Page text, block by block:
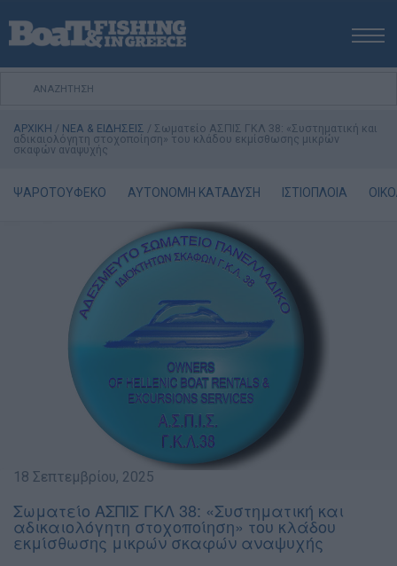
ΑΡΧΙΚΗ
ΕΚΔΟΣΕΙΣ
ΨΑΡΕΜΑ ΑΠΟ ΣΚΑΦΟΣ
ΕΞΟΠΛΙΣΜΟΣ
ΘΕΣΣΑΛΟΝΙΚΗ BOAT & FISHING SHOW 2025
BOAT & FISHING SHOW 2025
ΑΡΧΙΚΗ / ΝΕΑ & ΕΙΔΗΣΕΙΣ / Σωματείο ΑΣΠΙΣ ΓΚΛ 38: «Συστηματική και
αδικαιολόγητη στοχοποίηση» του κλάδου εκμίσθωσης μικρών
σκαφών αναψυχής
ΨΑΡΟΤΟΥΦΕΚΟ ΑΥΤΟΝΟΜΗ ΚΑΤΑΔΥΣΗ ΙΣΤΙΟΠΛΟΙΑ
18 Σεπτεμβρίου, 2025
Σωματείο ΑΣΠΙΣ ΓΚΛ 38: «Συστηματική και
αδικαιολόγητη στοχοποίηση» του κλάδου
εκμίσθωσης μικρών σκαφών αναψυχής